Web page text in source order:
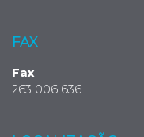
FAX
Fax
263 006 636